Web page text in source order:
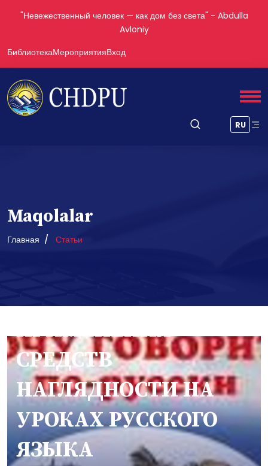
"Невежественный человек — как дом без света" - Abdulla
Avloniy
БиблиотекаМероприятияВход
RU
Maqolalar
Главная Статьи
ЭФФЕКТИВНОСТЬ
ПРИМЕНЕНИЯ
СРЕДСТВ
НАГЛЯДНОСТИ НА
УРОКАХ РУССКОГО
ЯЗЫКА